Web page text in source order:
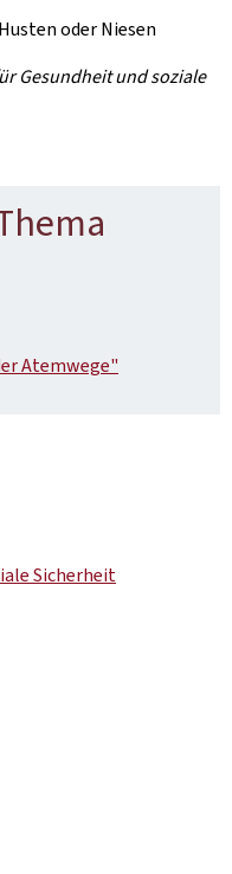
oder Niesen
Gesundheit und soziale
Atemwege"
Sicherheit